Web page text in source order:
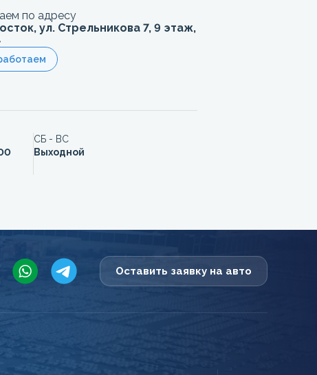
по адресу
ул. Стрельникова 7, 9 этаж,
СБ - ВС
Выходной
Оставить заявку на авто